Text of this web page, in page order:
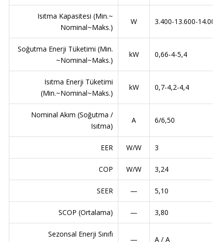
Isıtma Kapasitesi (Min.~
Nominal~Maks.)
W 3.400-13.600-14.000
Soğutma Enerji Tüketimi (Min.
~Nominal~Maks.)
kW 0,66-4-5,4
Isıtma Enerji Tüketimi
(Min.~Nominal~Maks.)
kW 0,7-4,2-4,4
Nominal Akım (Soğutma /
Isıtma)
A 6/6,50
EER W/W 3
COP W/W 3,24
SEER — 5,10
SCOP (Ortalama) — 3,80
Sezonsal Enerji Sınıfı
— A / A